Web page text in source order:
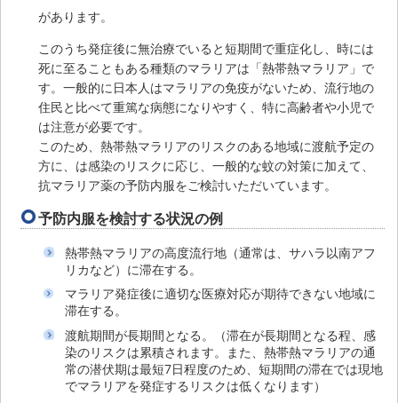
があります。
このうち発症後に無治療でいると短期間で重症化し、時には
死に至ることもある種類のマラリアは「熱帯熱マラリア」で
す。一般的に日本人はマラリアの免疫がないため、流行地の
住民と比べて重篤な病態になりやすく、特に高齢者や小児で
は注意が必要です。
このため、熱帯熱マラリアのリスクのある地域に渡航予定の
方に、は感染のリスクに応じ、一般的な蚊の対策に加えて、
抗マラリア薬の予防内服をご検討いただいています。
予防内服を検討する状況の例
熱帯熱マラリアの高度流行地（通常は、サハラ以南アフ
リカなど）に滞在する。
マラリア発症後に適切な医療対応が期待できない地域に
滞在する。
渡航期間が長期間となる。（滞在が長期間となる程、感
染のリスクは累積されます。また、熱帯熱マラリアの通
常の潜伏期は最短7日程度のため、短期間の滞在では現地
でマラリアを発症するリスクは低くなります）